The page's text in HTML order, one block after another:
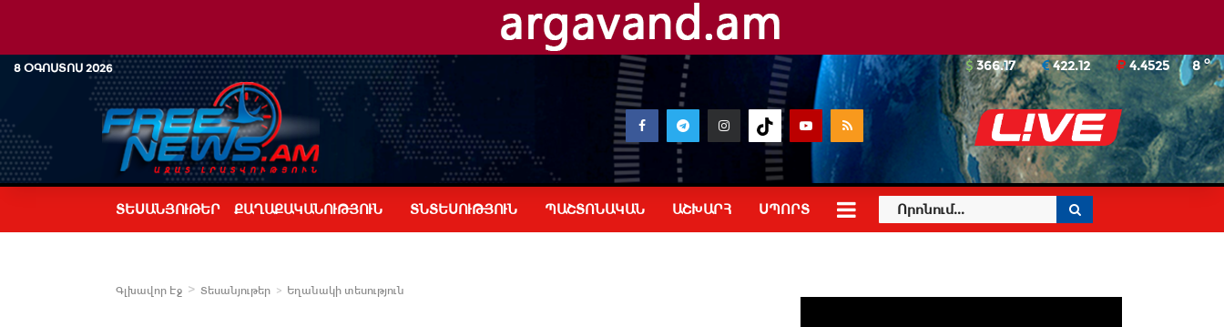
8 ՕԳՈՍՏՈՍ 2026 8o
366.17 422.12 4.4525
ՏԵՍԱՆՅՈՒԹԵՐ ՔԱՂԱՔԱԿԱՆՈՒԹՅՈՒՆ ՏՆՏԵՍՈՒԹՅՈՒՆ ՊԱՇՏՈՆԱԿԱՆ ԱՇԽԱՐՀ ՍՊՈՐՏ
Գլխավոր Էջ Տեսանյութեր Եղանակի տեսություն